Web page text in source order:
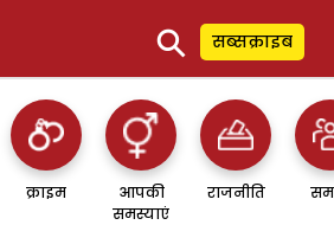
⚲ सब्सक्राइब
क्राइम
आपकी
समस्याएं
राजनीति